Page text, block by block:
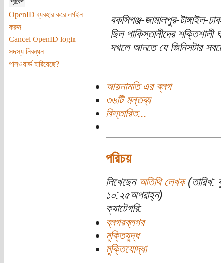
OpenID ব্যবহার করে লগইন
করুন
Cancel OpenID login
সদস্য নিবন্ধন
পাসওয়ার্ড হারিয়েছে?
বকসিগঞ্জ-জামালপুর-টাঙ্গাইল-
ছিল পাকিস্তানীদের
দখলে আনতে যে জিনিসটার
আয়নামতি এর ব্লগ
৩৬টি মন্তব্য
বিস্তারিত...
পরিচয়
লিখেছেন অতিথি লেখক(তারিখ:
১০:২৫অপরাহ্ন)
ক্যাটেগরি:
ব্লগরব্লগর
মুক্তিযুদ্ধ
মুক্তিযোদ্ধা